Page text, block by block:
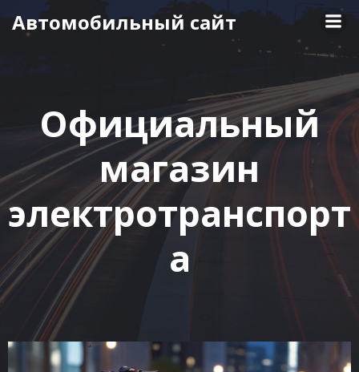
Перейти
к
содержимому
Автомобильный сайт
Официальный
магазин
электротранспорт
а